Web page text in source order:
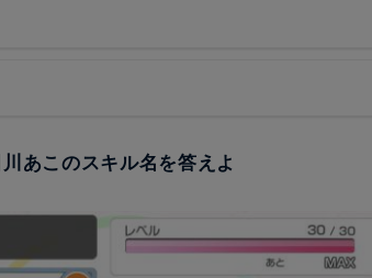
あこのスキル名を答えよ